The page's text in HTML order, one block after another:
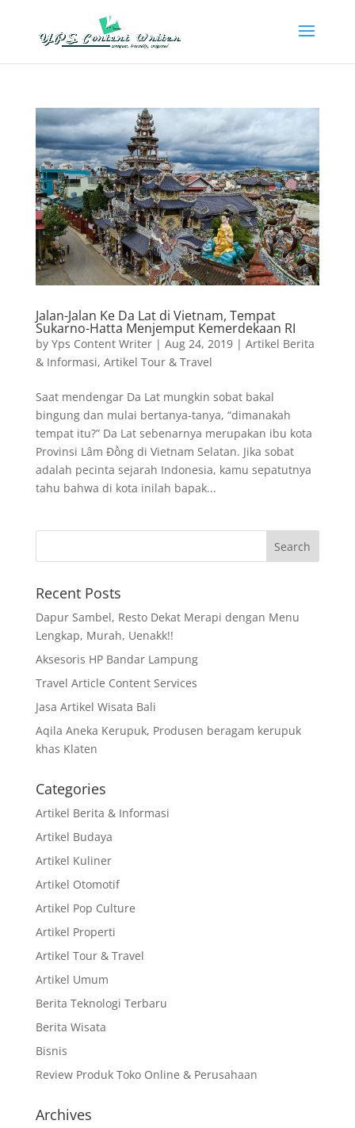
Jalan-Jalan Ke Da Lat di Vietnam, Tempat
Sukarno-Hatta Menjemput Kemerdekaan RI
by Yps Content Writer| Aug 24, 2019| Artikel Berita
& Informasi, Artikel Tour & Travel
Saat mendengar Da Lat mungkin sobat bakal
bingung dan mulai bertanya-tanya, “dimanakah
tempat itu?” Da Lat sebenarnya merupakan ibu kota
Provinsi Lâm Đồng di Vietnam Selatan. Jika sobat
adalah pecinta sejarah Indonesia, kamu sepatutnya
tahu bahwa di kota inilah bapak...
Recent Posts
Dapur Sambel, Resto Dekat Merapi dengan Menu
Lengkap, Murah, Uenakk!!
Aksesoris HP Bandar Lampung
Travel Article Content Services
Jasa Artikel Wisata Bali
Aqila Aneka Kerupuk, Produsen beragam kerupuk
khas Klaten
Categories
Artikel Berita & Informasi
Artikel Budaya
Artikel Kuliner
Artikel Otomotif
Artikel Pop Culture
Artikel Properti
Artikel Tour & Travel
Artikel Umum
Berita Teknologi Terbaru
Berita Wisata
Bisnis
Review Produk Toko Online & Perusahaan
Archives